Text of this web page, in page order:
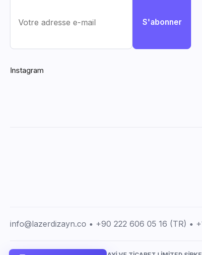
S'abonner
Instagram
info@lazerdizayn.co • +90 222 606 05 16 (TR) •